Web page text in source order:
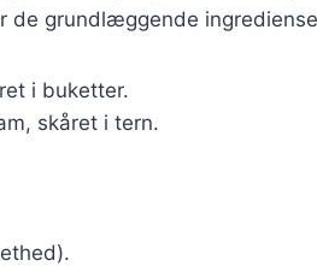
de grundlæggende
i buketter.
skåret i tern.